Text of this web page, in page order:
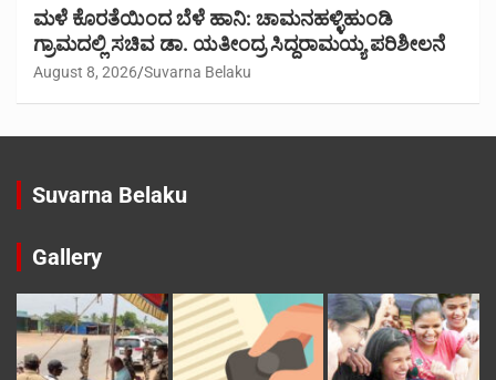
ಮಳೆ ಕೊರತೆಯಿಂದ ಬೆಳೆ ಹಾನಿ: ಚಾಮನಹಳ್ಳಿಹುಂಡಿ
ಗ್ರಾಮದಲ್ಲಿ ಸಚಿವ ಡಾ. ಯತೀಂದ್ರ ಸಿದ್ದರಾಮಯ್ಯ ಪರಿಶೀಲನೆ
August 8, 2026 Suvarna Belaku
Suvarna Belaku
Gallery